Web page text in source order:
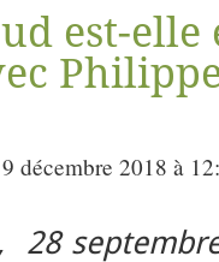
est-elle
décembre 2018 à
28